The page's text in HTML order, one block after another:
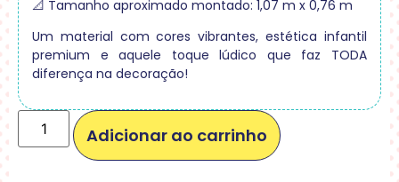
📐 Tamanho aproximado montado: 1,07 m x 0,76 m
Um material com cores vibrantes, estética infantil
premium e aquele toque lúdico que faz TODA
diferença na decoração!
Adicionar ao carrinho